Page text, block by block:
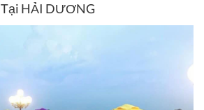
Tại HẢI DƯƠNG